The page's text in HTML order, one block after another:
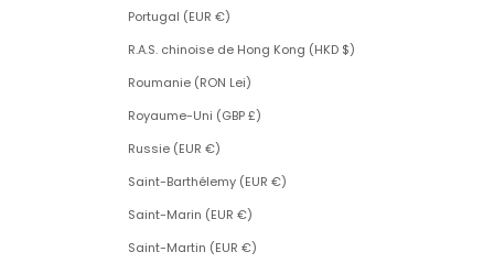
Portugal (EUR €)
R.A.S. chinoise de Hong Kong (HKD $)
Roumanie (RON Lei)
Royaume-Uni (GBP £)
Russie (EUR €)
Saint-Barthélemy (EUR €)
Saint-Marin (EUR €)
Saint-Martin (EUR €)